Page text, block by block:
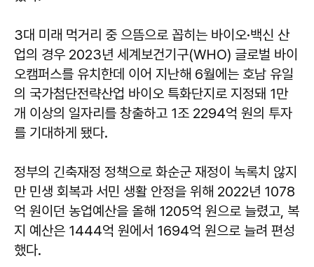
3대 미래 먹거리 중 으뜸으로 꼽히는 바이오·백신 산
업의 경우 2023년 세계보건기구(WHO) 글로벌 바이
오캠퍼스를 유치한데 이어 지난해 6월에는 호남 유일
의 국가첨단전략산업 바이오 특화단지로 지정돼 1만
개 이상의 일자리를 창출하고 1조 2294억 원의 투자
를 기대하게 됐다.
정부의 긴축재정 정책으로 화순군 재정이 녹록치 않지
만 민생 회복과 서민 생활 안정을 위해 2022년 1078
억 원이던 농업예산을 올해 1205억 원으로 늘렸고, 복
지 예산은 1444억 원에서 1694억 원으로 늘려 편성
했다.